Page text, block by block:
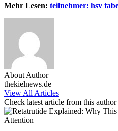
Mehr Lesen: teilnehmer: hsv
About Author
thekielnews.de
View All Articles
Check latest article from this author